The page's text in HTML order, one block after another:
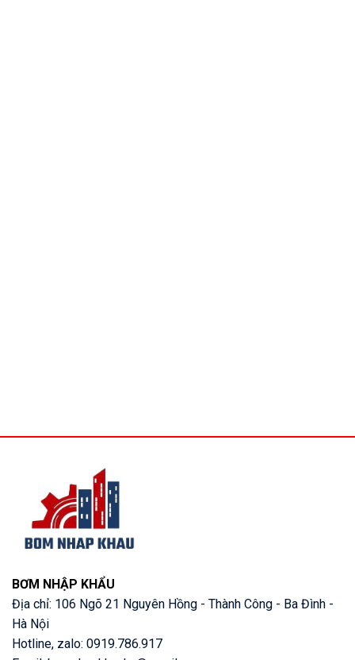
BƠM NHẬP KHẨU
Địa chỉ: 106 Ngõ 21 Nguyên Hồng - Thành Công - Ba Đình -
Hà Nội
Hotline, zalo: 0919.786.917